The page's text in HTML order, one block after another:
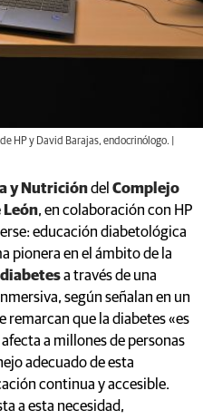
HP y David Barajas, endocrinólogo. |
y Nutricióndel Complejo
, en colaboración con HP
educación diabetológica
pionera en el ámbito de la
a través de una
según señalan en un
remarcan que la diabetes «es
a millones de personas
adecuado de esta
continua y accesible.
a esta necesidad,